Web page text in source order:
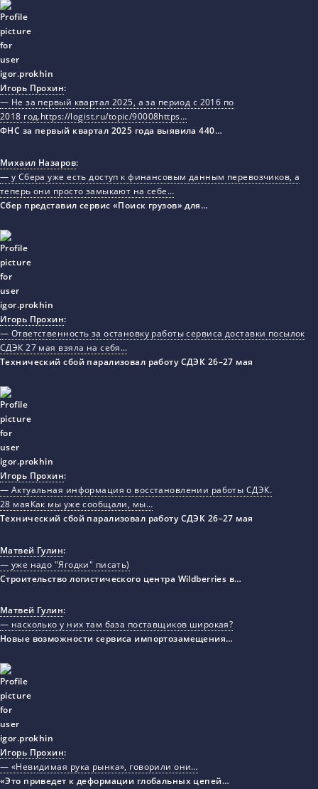
Игорь Прохин:
— Не за первый квартал 2025, а за период с 2016 по
2018 год.https://logist.ru/topic/90008https…
ФНС за первый квартал 2025 года выявила 440…
Михаил Назаров:
— у Сбера уже есть доступ к финансовым данным перевозчиков, а
теперь они просто замыкают на себе…
Сбер представил сервис «Поиск грузов» для…
Игорь Прохин:
— Ответственность за остановку работы сервиса доставки посылок
СДЭК 27 мая взяла на себя…
Технический сбой парализовал работу СДЭК 26–27 мая
Игорь Прохин:
— Актуальная информация о восстановлении работы СДЭК.
28 маяКак мы уже сообщали, мы…
Технический сбой парализовал работу СДЭК 26–27 мая
Матвей Гулин:
— уже надо "Ягодки" писать)
Строительство логистического центра Wildberries в…
Матвей Гулин:
— насколько у них там база поставщиков широкая?
Новые возможности сервиса импортозамещения…
Игорь Прохин:
— «Невидимая рука рынка», говорили они…
«Это приведет к деформации глобальных цепей…